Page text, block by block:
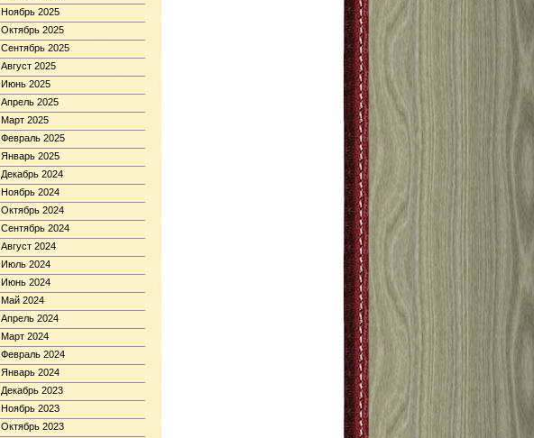
Ноябрь 2025
Октябрь 2025
Сентябрь 2025
Август 2025
Июнь 2025
Апрель 2025
Март 2025
Февраль 2025
Январь 2025
Декабрь 2024
Ноябрь 2024
Октябрь 2024
Сентябрь 2024
Август 2024
Июль 2024
Июнь 2024
Май 2024
Апрель 2024
Март 2024
Февраль 2024
Январь 2024
Декабрь 2023
Ноябрь 2023
Октябрь 2023